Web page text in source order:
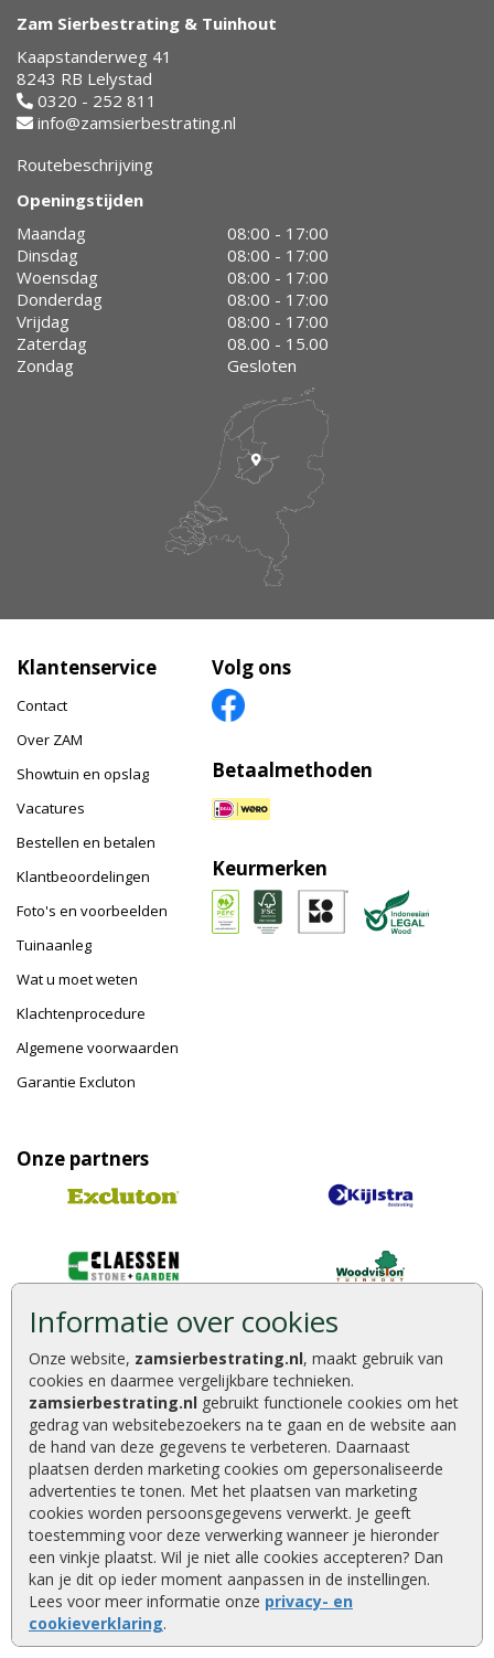
Informatie over cookies
Onze website, zamsierbestrating.nl, maakt gebruik van
cookies en daarmee vergelijkbare technieken.
zamsierbestrating.nl gebruikt functionele cookies om het
gedrag van websitebezoekers na te gaan en de website aan
de hand van deze gegevens te verbeteren. Daarnaast
plaatsen derden marketing cookies om gepersonaliseerde
advertenties te tonen. Met het plaatsen van marketing
cookies worden persoonsgegevens verwerkt. Je geeft
toestemming voor deze verwerking wanneer je hieronder
een vinkje plaatst. Wil je niet alle cookies accepteren? Dan
kan je dit op ieder moment aanpassen in de instellingen.
Lees voor meer informatie onze privacy- en
cookieverklaring.
Zam Sierbestrating & Tuinhout
Kaapstanderweg 41
8243 RB Lelystad
0320 - 252 811
info@zamsierbestrating.nl
Routebeschrijving
Openingstijden
Maandag
08:00 - 17:00
Dinsdag
08:00 - 17:00
Woensdag
08:00 - 17:00
Donderdag
08:00 - 17:00
Vrijdag
08:00 - 17:00
Zaterdag
08.00 - 15.00
Zondag
Gesloten
Klantenservice
Contact
Over ZAM
Showtuin en opslag
Vacatures
Bestellen en betalen
Klantbeoordelingen
Foto's en voorbeelden
Tuinaanleg
Wat u moet weten
Klachtenprocedure
Algemene voorwaarden
Garantie Excluton
Volg ons
Betaalmethoden
Keurmerken
Onze partners